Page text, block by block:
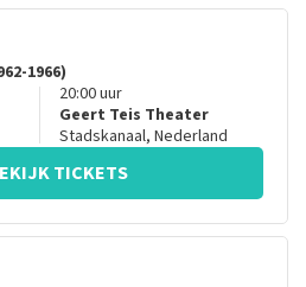
1966)
20:00uur
Geert Teis Theater
Stadskanaal, Nederland
TICKETS